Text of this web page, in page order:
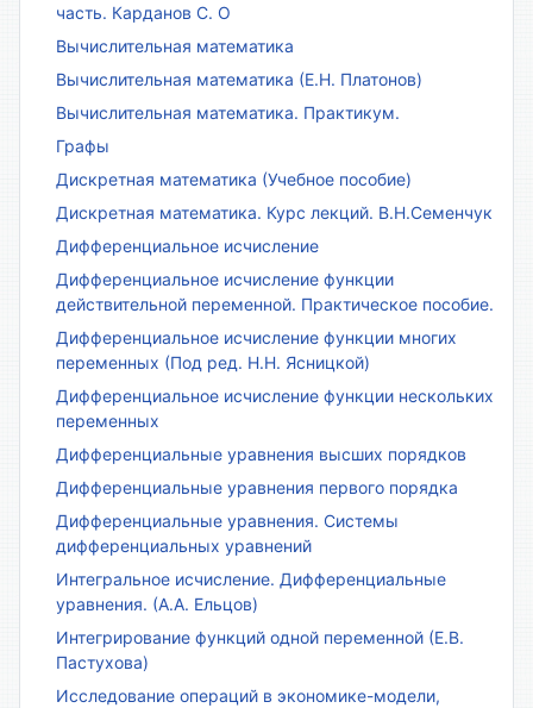
часть. Карданов С. О
Вычислительная математика
Вычислительная математика (Е.Н. Платонов)
Вычислительная математика. Практикум.
Графы
Дискретная математика (Учебное пособие)
Дискретная математика. Курс лекций. В.Н.Семенчук
Дифференциальное исчисление
Дифференциальное исчисление функции
действительной переменной. Практическое пособие.
Дифференциальное исчисление функции многих
переменных (Под ред. Н.Н. Ясницкой)
Дифференциальное исчисление функции нескольких
переменных
Дифференциальные уравнения высших порядков
Дифференциальные уравнения первого порядка
Дифференциальные уравнения. Системы
дифференциальных уравнений
Интегральное исчисление. Дифференциальные
уравнения. (А.А. Ельцов)
Интегрирование функций одной переменной (Е.В.
Пастухова)
Исследование операций в экономике-модели,